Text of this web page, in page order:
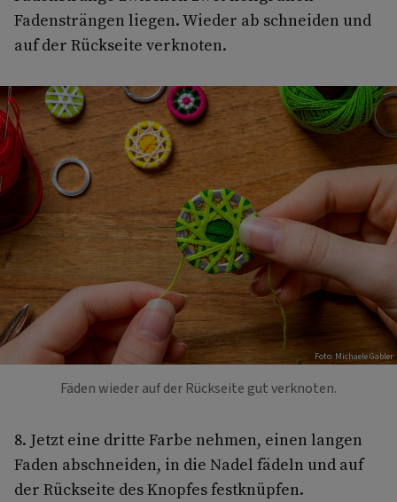
Fadensträngen liegen. Wieder ab schneiden und
auf der Rückseite verknoten.
Foto: Michaele Gabler
Fäden wieder auf der Rückseite gut verknoten.
8. Jetzt eine dritte Farbe nehmen, einen langen
Faden abschneiden, in die Nadel fädeln und auf
der Rückseite des Knopfes festknüpfen.